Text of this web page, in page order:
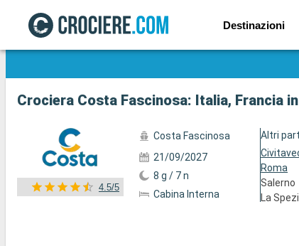
Destinazioni
Mostra le altre 59 foto
Crociera Costa Fascinosa: Italia, Francia
4.5/5
Costa Fascinosa
21/09/2027
8 g / 7 n
Cabina Interna
Altri
Roma
Salerno
La